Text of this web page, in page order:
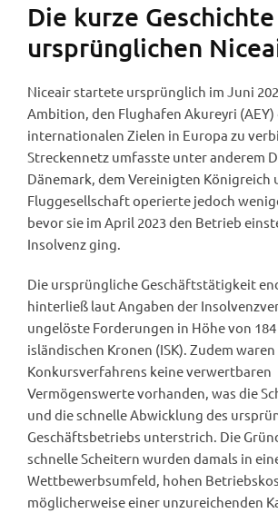
Die kurze
ursprünglichen
Niceair startete ursprünglich im Juni
Ambition, den Flughafen Akureyri
internationalen Zielen in Europa zu
Streckennetz umfasste unter anderem
Dänemark, dem Vereinigten Königreich
Fluggesellschaft operierte jedoch
bevor sie im April 2023 den Betrieb
Insolvenz ging.
Die ursprüngliche Geschäftstätigkeit
hinterließ laut Angaben der
ungelöste Forderungen in Höhe von
isländischen Kronen (ISK). Zudem
Konkursverfahrens keine verwertbaren
Vermögenswerte vorhanden, was die
und die schnelle Abwicklung des
Geschäftsbetriebs unterstrich. Die
schnelle Scheitern wurden damals in
Wettbewerbsumfeld, hohen
möglicherweise einer unzureichenden